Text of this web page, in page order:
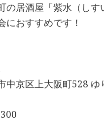
の居酒屋「紫水（しす
におすすめです！
中京区上大阪町528 ゆ